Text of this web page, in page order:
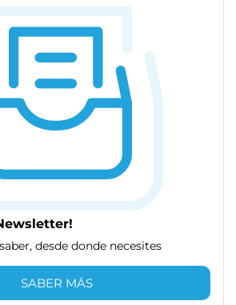
desde donde necesites
SABER MÁS